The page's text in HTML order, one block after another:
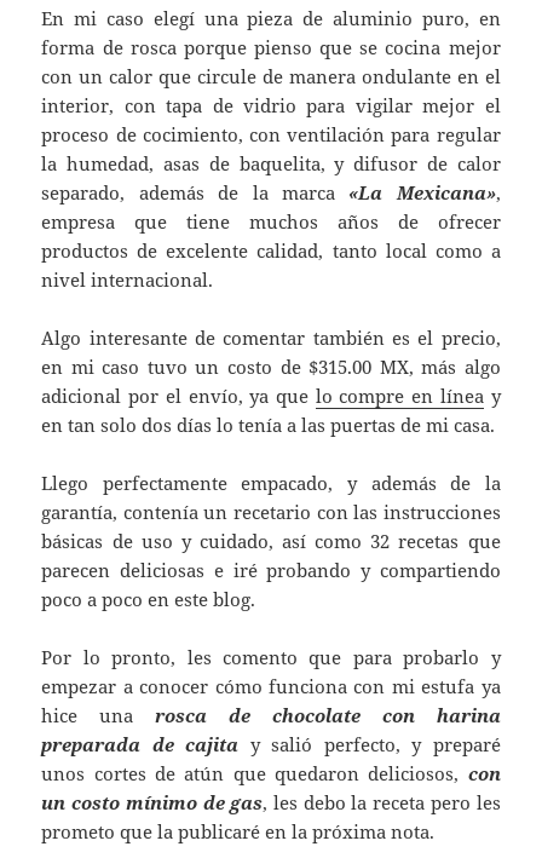
En mi caso elegí una pieza de aluminio puro, en
forma de rosca porque pienso que se cocina mejor
con un calor que circule de manera ondulante en el
interior, con tapa de vidrio para vigilar mejor el
proceso de cocimiento, con ventilación para regular
la humedad, asas de baquelita, y difusor de calor
separado, además de la marca «La Mexicana»,
empresa que tiene muchos años de ofrecer
productos de excelente calidad, tanto local como a
nivel internacional.
Algo interesante de comentar también es el precio,
en mi caso tuvo un costo de $315.00 MX, más algo
adicional por el envío, ya que lo compre en líneay
en tan solo dos días lo tenía a las puertas de mi casa.
Llego perfectamente empacado, y además de la
garantía, contenía un recetario con las instrucciones
básicas de uso y cuidado, así como 32 recetas que
parecen deliciosas e iré probando y compartiendo
poco a poco en este blog.
Por lo pronto, les comento que para probarlo y
empezar a conocer cómo funciona con mi estufa ya
hice unarosca de chocolate con harina
preparada de cajita y salió perfecto, y preparé
unos cortes de atún que quedaron deliciosos, con
un costo mínimo de gas, les debo la receta pero les
prometo que la publicaré en la próxima nota.